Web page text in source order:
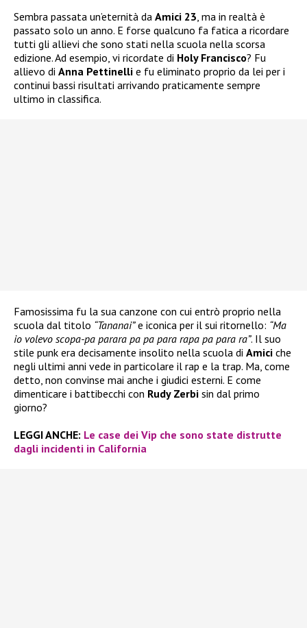
Sembra passata un’eternità da Amici 23 , ma in realtà è
passato solo un anno. E forse qualcuno fa fatica a ricordare
tutti gli allievi che sono stati nella scuola nella scorsa
edizione. Ad esempio, vi ricordate di Holy Francisco? Fu
allievo di Anna Pettinelli e fu eliminato proprio da lei per i
continui bassi risultati arrivando praticamente sempre
ultimo in classifica.
Famosissima fu la sua canzone con cui entrò proprio nella
scuola dal titolo “Tananai”e iconica per il sui ritornello: “Ma
io volevo scopa-pa parara pa pa para rapa pa para ra”. Il suo
stile punk era decisamente insolito nella scuola di Amici che
negli ultimi anni vede in particolare il rap e la trap. Ma, come
detto, non convinse mai anche i giudici esterni. E come
dimenticare i battibecchi con Rudy Zerbi sin dal primo
giorno?
LEGGI ANCHE: Le case dei Vip che sono state distrutte
dagli incidenti in California